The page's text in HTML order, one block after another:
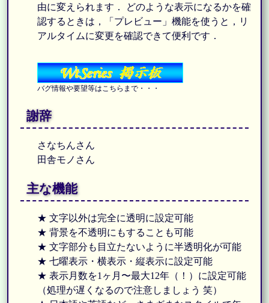
由に変えられます． どのような表示になるかを確
認するときは，「プレビュー」機能を使うと，リ
アルタイムに変更を確認できて便利です．
バグ情報や要望等はこちらまで・・・
謝辞
さなちんさん
田舎モノさん
主な機能
★ 文字以外は完全に透明に設定可能
★ 背景を不透明にもすることも可能
★ 文字部分も目立たないように半透明化が可能
★ 七曜表示・横表示・縦表示に設定可能
★ 表示月数を1ヶ月〜最大12年（！）に設定可能
（処理が遅くなるので注意しましょう 笑）